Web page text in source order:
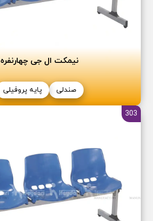
نیمکت ال جی چهار‌نفره
صندلی پایه پروفیلی
303